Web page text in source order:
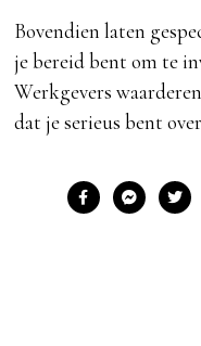
Bovendien laten
je bereid bent om te
Werkgevers
dat je serieus bent